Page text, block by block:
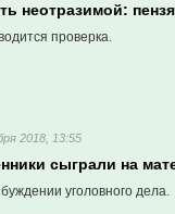
неотразимой:
проверка.
2018, 13:55
сыграли на
уголовного дела.